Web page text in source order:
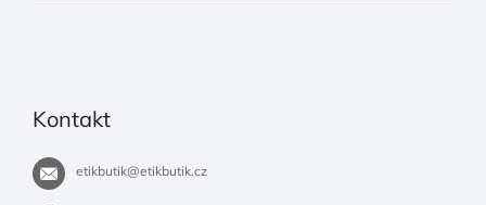
Kontakt
etikbutik@etikbutik.cz